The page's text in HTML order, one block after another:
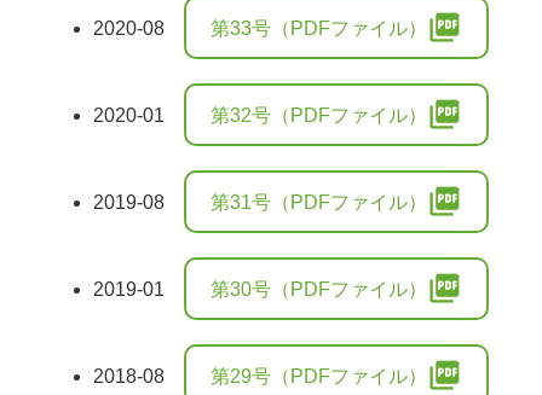
2020-08 第33号（PDFファイル） picture_as_pdf
2020-01 第32号（PDFファイル） picture_as_pdf
2019-08 第31号（PDFファイル） picture_as_pdf
2019-01 第30号（PDFファイル） picture_as_pdf
2018-08 第29号（PDFファイル） picture_as_pdf